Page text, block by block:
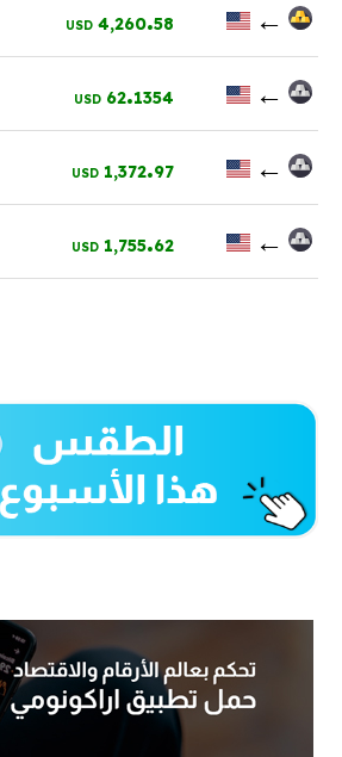
←
4,260.58
USD
←
62.1354
USD
←
1,372.97
USD
←
1,755.62
USD